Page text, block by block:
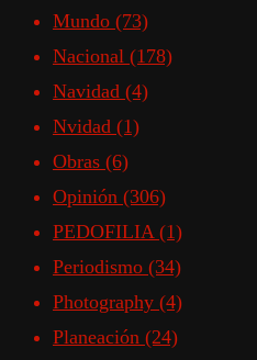
Mundo (73)
Nacional (178)
Navidad (4)
Nvidad (1)
Obras (6)
Opinión (306)
PEDOFILIA (1)
Periodismo (34)
Photography (4)
Planeación (24)